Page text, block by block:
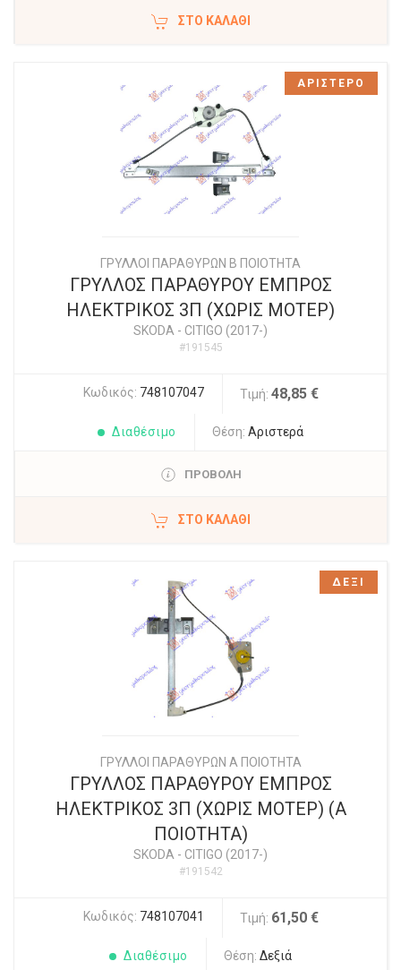
ΣΤΟ ΚΑΛΆΘΙ
ΓΡΥΛΛΟΙ ΠΑΡΑΘΥΡΩΝ Β ΠΟΙΟΤΗΤΑ
ΓΡΥΛΛΟΣ ΠΑΡΑΘΥΡΟΥ ΕΜΠΡΟΣ
ΗΛΕΚΤΡΙΚΟΣ 3Π (ΧΩΡΙΣ ΜΟΤΕΡ)
SKODA - CITIGO (2017-)
#191545
Κωδικός: 748107047 Τιμή: 48,85 €
Διαθέσιμο Θέση: Αριστερά
ΠΡΟΒΟΛΗ
ΣΤΟ ΚΑΛΆΘΙ
ΑΡΙΣΤΕΡΟ
ΓΡΥΛΛΟΙ ΠΑΡΑΘΥΡΩΝ Α ΠΟΙΟΤΗΤΑ
ΓΡΥΛΛΟΣ ΠΑΡΑΘΥΡΟΥ ΕΜΠΡΟΣ
ΗΛΕΚΤΡΙΚΟΣ 3Π (ΧΩΡΙΣ ΜΟΤΕΡ) (Α
ΠΟΙΟΤΗΤΑ)
SKODA - CITIGO (2017-)
#191542
Κωδικός: 748107041 Τιμή: 61,50 €
Διαθέσιμο Θέση: Δεξιά
ΔΕΞΙ